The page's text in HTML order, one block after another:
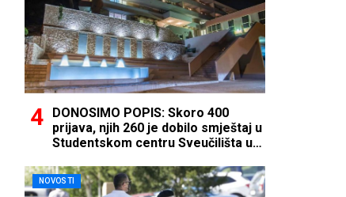
DONOSIMO POPIS: Skoro 400
prijava, njih 260 je dobilo smještaj u
Studentskom centru Sveučilišta u
NOVOSTI